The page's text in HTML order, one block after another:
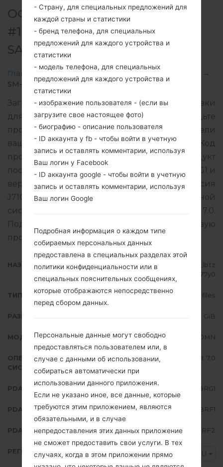
ОФИЦИАЛЬНАЯ ПРОШИВКА
#16970 ДЛЯ SM-J710MN -
SAMSUNGGALAXY J7 2016
Главная → Galaxy J7 2016 SamsungSM-J710MN
→
SM-J710MN_1_20180706211927_lbtzns77y0.zip
Загрузите последнее обновление прошивки
для Samsung Galaxy J7 2016, но не забудьте
проверить, соответствует ли номер модели
вашего смартфона указанному SM-J710MN. Код
прошивки CTU для URUGUAY. Продукт
поставляется с версией PDA J710MNUBU4BRG1 и
версия CSC J710MNUWA4BRF1, MODEM версия
J710MNUBU4BRF2. Версия операционной
системы данной прошивки Android Nougat 7.0.
Подробная инструкция, как прошить стоковую
прошивку на устройства Samsung
НАЗВАНИЕ ФАЙЛА
SM-J710MN_1_20180706211927_lbtz
ns77y0
ТИП ПРОШИВКИ 4 files
РАЗМЕР ФАЙЛА 1.59 GiB
МОДЕЛЬ Samsung SM-J710MN
ОПЕРАЦИОННАЯ
СИСТЕМА
Android Nougat 7.0
PDA/AP ВЕРСИЯ J710MNUBU4BRG1
PDA/AP ВЕРСИЯ J710MNUWA4BRF1
PDA/AP ВЕРСИЯ J710MNUBU4BRF2
РЕГИОН CTU
- Страну, для специальных предложений для
каждой страны и статистики
- бренд телефона, для специальных
предложений для каждого устройства и
статистики
- модель телефона, для специальных
предложений для каждого устройства и
статистики
- изображение пользователя - (если вы
загрузите свое настоящее фото)
- биографию - описание пользователя
- ID аккаунта у fb - чтобы войти в учетную
запись и оставлять комментарии, используя
Ваш логин у Facebook
- ID аккаунта google - чтобы войти в учетную
запись и оставлять комментарии, используя
Ваш логин Google
Подробная информация о каждом типе
собираемых персональных данных
предоставлена в специальных разделах этой
политики конфиденциальности или в
специальных пояснительных сообщениях,
которые отображаются непосредственно
перед сбором данных.
Персональные данные могут свободно
предоставляться пользователем или, в
случае с данными об использовании,
собираться автоматически при
использовании данного приложения.
Если не указано иное, все данные, которые
требуются этим приложением, являются
обязательными, и в случае
непредоставления этих данных приложение
не сможет предоставить свои услуги. В тех
случаях, когда в этом приложении прямо